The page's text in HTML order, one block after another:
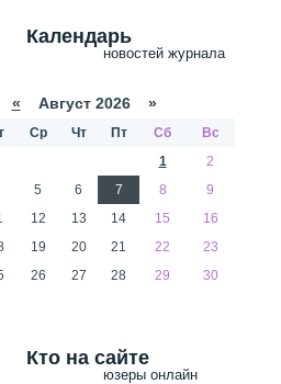
сложного рецепта.
Календарь
новостей журнала
« Август 2026 »
Ср Чт Пт Сб
Вс
1
2
5 6 7 8
9
12 13 14 15
16
19 20 21 22
23
26 27 28 29
30
Кто на сайте
юзеры онлайн